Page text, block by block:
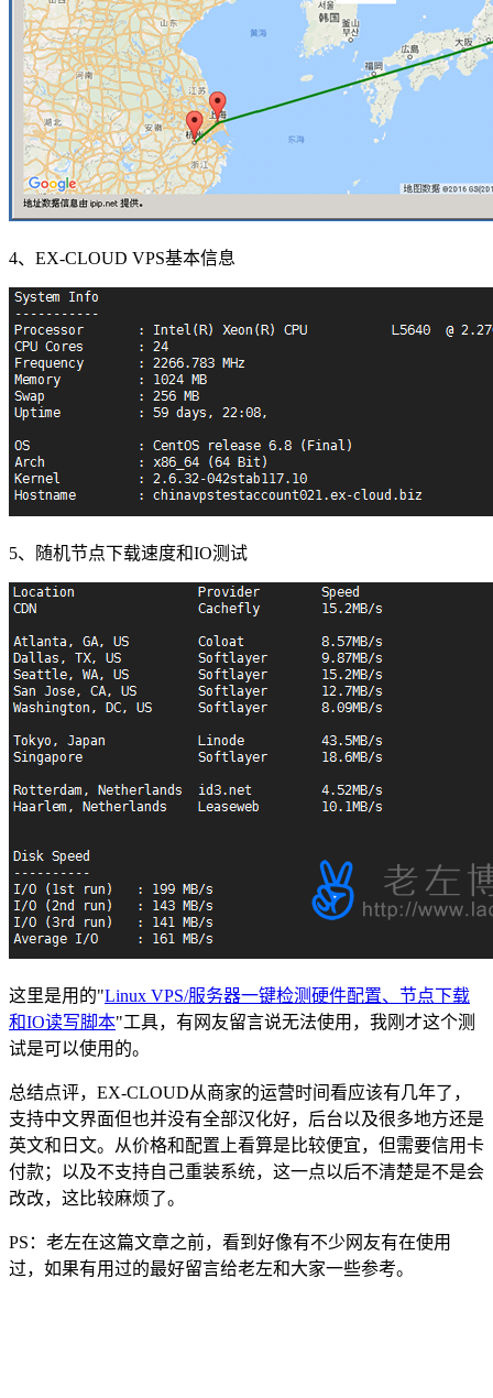
4、EX-CLOUD VPS基本信息
5、随机节点下载速度和IO测试
这里是用的"Linux VPS/服务器一键检测硬件配置、节点下载
和IO读写脚本"工具，有网友留言说无法使用，我刚才这个测
试是可以使用的。
总结点评，EX-CLOUD从商家的运营时间看应该有几年了，
支持中文界面但也并没有全部汉化好，后台以及很多地方还是
英文和日文。从价格和配置上看算是比较便宜，但需要信用卡
付款；以及不支持自己重装系统，这一点以后不清楚是不是会
改改，这比较麻烦了。
PS：老左在这篇文章之前，看到好像有不少网友有在使用
过，如果有用过的最好留言给老左和大家一些参考。